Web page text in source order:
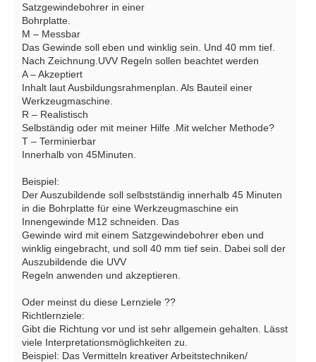
Satzgewindebohrer in einer
Bohrplatte.
M – Messbar
Das Gewinde soll eben und winklig sein. Und 40 mm tief.
Nach Zeichnung.UVV Regeln sollen beachtet werden
A – Akzeptiert
Inhalt laut Ausbildungsrahmenplan. Als Bauteil einer
Werkzeugmaschine.
R – Realistisch
Selbständig oder mit meiner Hilfe .Mit welcher Methode?
T – Terminierbar
Innerhalb von 45Minuten.
Beispiel:
Der Auszubildende soll selbstständig innerhalb 45 Minuten
in die Bohrplatte für eine Werkzeugmaschine ein
Innengewinde M12 schneiden. Das
Gewinde wird mit einem Satzgewindebohrer eben und
winklig eingebracht, und soll 40 mm tief sein. Dabei soll der
Auszubildende die UVV
Regeln anwenden und akzeptieren.
Oder meinst du diese Lernziele ??
Richtlernziele:
Gibt die Richtung vor und ist sehr allgemein gehalten. Lässt
viele Interpretationsmöglichkeiten zu.
Beispiel: Das Vermitteln kreativer Arbeitstechniken/